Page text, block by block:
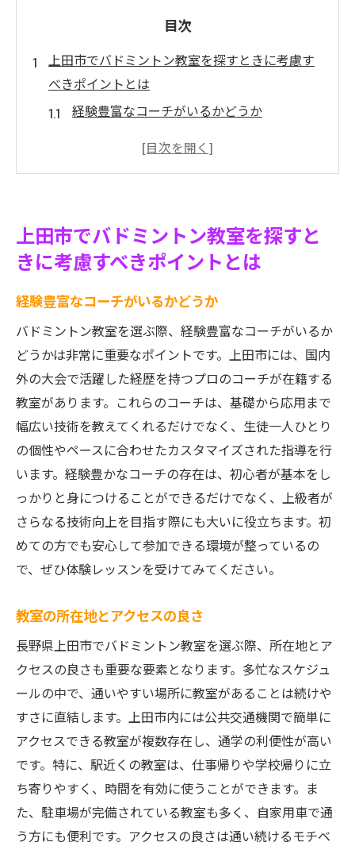
目次
上田市でバドミントン教室を探すときに考慮す
べきポイントとは
経験豊富なコーチがいるかどうか
教室の所在地とアクセスの良さ
他の受講者からの口コミや評判
初心者に最適な上田市のバドミントン教室選び
のコツ
初心者向けのクラスがあるか
丁寧な基礎指導の有無
体験レッスンの利用
個別指導のオプション
コミュニケーションが取りやすい環境
初心者に優しい価格設定
バドミントン教室で学ぶ上田市の魅力的な指導
法
実践を重視した指導法
個々のニーズに応じたカスタマイズ
フィードバックを活用した成長促進
メンタル面のサポート
上田市特有の文化とスポーツの融合
上田市でのバドミントン教室体験から得られる
もの
技術向上と達成感
新しい仲間との出会い
健康増進とストレス解消
上田市のスポーツコミュニティへの参加
上田市でバドミントン教室を探すと
きに考慮すべきポイントとは
経験豊富なコーチがいるかどうか
バドミントン教室を選ぶ際、経験豊富なコーチがいるか
どうかは非常に重要なポイントです。上田市には、国内
外の大会で活躍した経歴を持つプロのコーチが在籍する
教室があります。これらのコーチは、基礎から応用まで
幅広い技術を教えてくれるだけでなく、生徒一人ひとり
の個性やペースに合わせたカスタマイズされた指導を行
います。経験豊かなコーチの存在は、初心者が基本をし
っかりと身につけることができるだけでなく、上級者が
さらなる技術向上を目指す際にも大いに役立ちます。初
めての方でも安心して参加できる環境が整っているの
で、ぜひ体験レッスンを受けてみてください。
教室の所在地とアクセスの良さ
長野県上田市でバドミントン教室を選ぶ際、所在地とア
クセスの良さも重要な要素となります。多忙なスケジュ
ールの中で、通いやすい場所に教室があることは続けや
すさに直結します。上田市内には公共交通機関で簡単に
アクセスできる教室が複数存在し、通学の利便性が高い
です。特に、駅近くの教室は、仕事帰りや学校帰りに立
ち寄りやすく、時間を有効に使うことができます。ま
た、駐車場が完備されている教室も多く、自家用車で通
う方にも便利です。アクセスの良さは通い続けるモチベ